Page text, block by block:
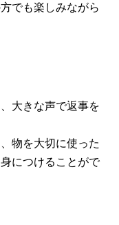
でも楽しみながら
大きな声で返事を
物を大切に使った
につけることがで